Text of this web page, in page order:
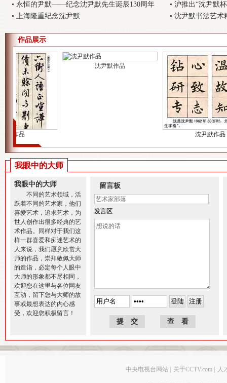
永恒的尹默——纪念沈尹默先生诞辰130周年
沪推出“沈尹默
上海隆重纪念沈尹默
沈尹默书法艺术
作品展示
作品
沈尹默作品
沈尹默作品
我眼中的大师
我眼中的大师
不同的艺术领域，活
跃着不同的艺术家，他们
喜爱艺术，追求艺术，为
世人创作出很多经典的艺
术作品。同样对于我们这
样一群喜爱和痴迷艺术的
人来说，我们愿意欣赏大
师的作品，崇拜敬佩大师
的造诣，必定每个人眼中
大师的形象都不尽相同，
欢迎您在这里与各位网友
互动，留下您与大师的故
事或最想表达的内心感
受，欢迎您积极留言！
留言板
发言区
中央电视台网站 关于CCTV.com 人